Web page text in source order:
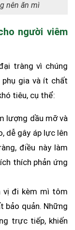
nên ăn mì
người viêm
tràng vì chúng
phụ gia và ít chất
tiêu, cụ thể:
lượng dầu mỡ và
dễ gây áp lực lên
điều này làm
thích phản ứng
vị đi kèm mì tôm
bảo quản. Những
trực tiếp, khiến